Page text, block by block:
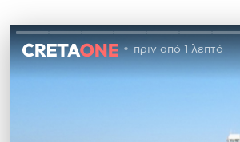
πριν από 1 λεπτό